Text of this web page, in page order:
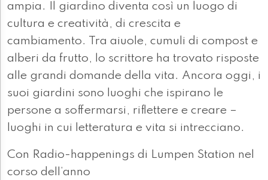
ampia. Il giardino diventa così un luogo di
cultura e creatività, di crescita e
cambiamento. Tra aiuole, cumuli di compost e
alberi da frutto, lo scrittore ha trovato risposte
alle grandi domande della vita. Ancora oggi, i
suoi giardini sono luoghi che ispirano le
persone a soffermarsi, riflettere e creare –
luoghi in cui letteratura e vita si intrecciano.
Con Radio-happenings di Lumpen Station nel
corso dell’anno